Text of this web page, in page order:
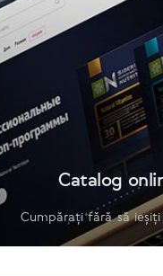
Catalog
Cumpărați fără să